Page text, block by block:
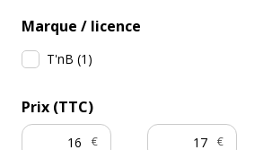
Marque / licence
T'nB (1 )
Prix (TTC)
€ €